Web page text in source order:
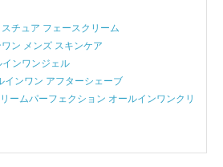
チュア フェースクリーム
ン メンズ スキンケア
ンワンジェル
インワン アフターシェーブ
ームパーフェクション オールインワンクリ